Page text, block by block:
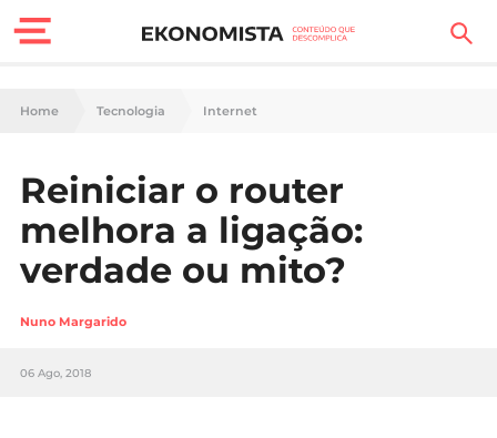
Finanças Pessoais
Carreira
Casa
Lifestyle
Sociedade
Home Tecnologia Internet
Reiniciar o router
melhora a ligação:
verdade ou mito?
Nuno Margarido
06 Ago, 2018